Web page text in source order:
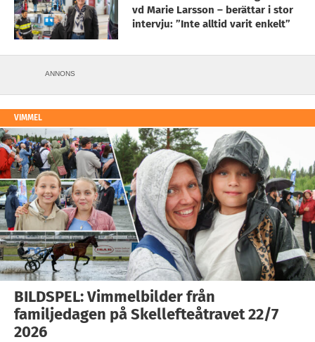
vd Marie Larsson – berättar i stor
intervju: ”Inte alltid varit enkelt”
ANNONS
VIMMEL
BILDSPEL: Vimmelbilder från
familjedagen på Skellefteåtravet 22/7
2026